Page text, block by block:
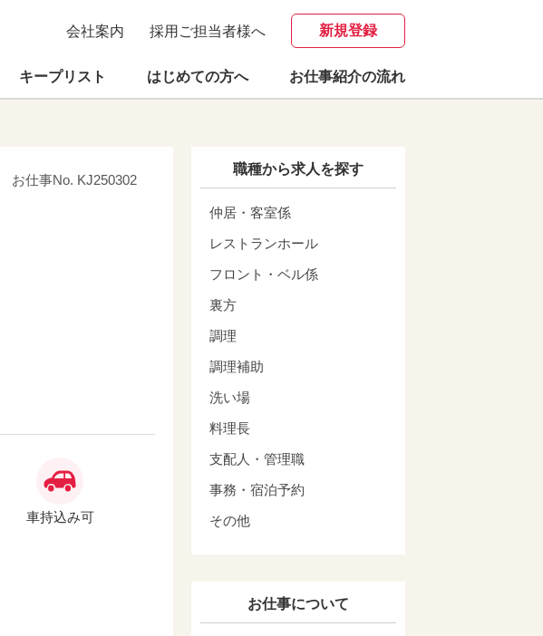
会社案内 採用ご担当者様へ 新規登録
キープリスト はじめての方へ お仕事紹介の流れ
お仕事No. KJ250302
車持込み可
職種から求人を探す
仲居・客室係
レストランホール
フロント・ベル係
裏方
調理
調理補助
洗い場
料理長
支配人・管理職
事務・宿泊予約
その他
お仕事について